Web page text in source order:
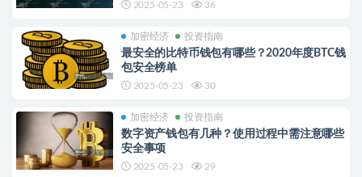
2025-05-23 36
加密经济 投资指南
最安全的比特币钱包有哪些？2020年度BTC钱
包安全榜单
2025-05-23 30
加密经济 投资指南
数字资产钱包有几种？使用过程中需注意哪些
安全事项
2025-05-23 29